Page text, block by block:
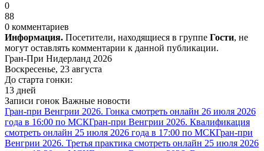
0
88
0 комментариев
Информация. Посетители, находящиеся в группе Гости, не
могут оставлять комментарии к данной публикации.
Гран-При Нидерланд 2026
Воскресенье, 23 августа
До старта гонки:
13 дней
Записи гонок Важные новости
Гран-при Венгрии 2026. Гонка смотреть онлайн 26 июля 2026
года в 16:00 по МСКГран-при Венгрии 2026. Квалификация
смотреть онлайн 25 июля 2026 года в 17:00 по МСКГран-при
Венгрии 2026. Третья практика смотреть онлайн 25 июля 2026